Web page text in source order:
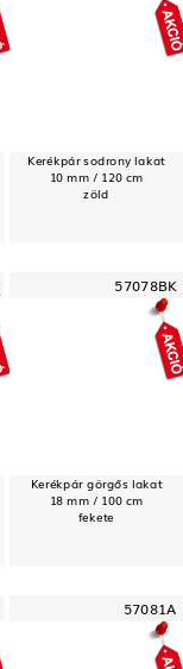
Kerékpár sodrony lakat
10 mm / 120 cm
zöld
57078BK
Kerékpár görgős lakat
18 mm / 100 cm
fekete
57081A